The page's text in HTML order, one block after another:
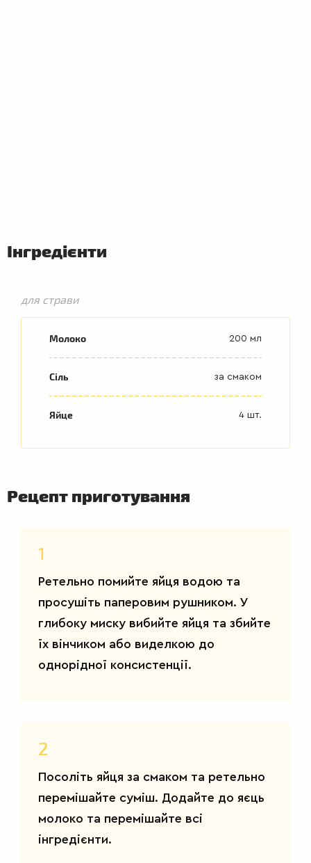
СТРАВИ
Інгредієнти
для страви
Молоко 200 мл
Сіль за смаком
Яйце 4 шт.
Рецепт приготування
1
Ретельно помийте яйця водою та
просушіть паперовим рушником. У
глибоку миску вибийте яйця та збийте
їх вінчиком або виделкою до
однорідної консистенції.
2
Посоліть яйця за смаком та ретельно
перемішайте суміш. Додайте до яєць
молоко та перемішайте всі
інгредієнти.